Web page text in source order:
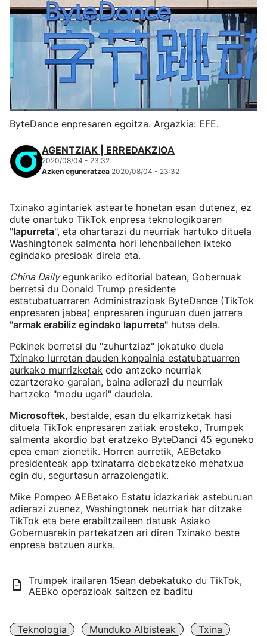
ByteDance enpresaren egoitza. Argazkia: EFE.
AGENTZIAK | ERREDAKZIOA
2020/08/04 - 23:32
Azken eguneratzea 2020/08/04 - 23:32
Txinako agintariek astearte honetan esan dutenez, ez
dute onartuko TikTok enpresa teknologikoaren
"lapurreta", eta ohartarazi du neurriak hartuko dituela
Washingtonek salmenta hori lehenbailehen ixteko
egindako presioak direla eta.
China Dailyegunkariko editorial batean, Gobernuak
berretsi du Donald Trump presidente
estatubatuarraren Administrazioak ByteDance (TikTok
enpresaren jabea) enpresaren inguruan duen jarrera
"armak erabiliz egindako lapurreta" hutsa dela.
Pekinek berretsi du "zuhurtziaz" jokatuko duela
Txinako lurretan dauden konpainia estatubatuarren
aurkako murrizketak edo antzeko neurriak
ezartzerako garaian, baina adierazi du neurriak
hartzeko "modu ugari" daudela.
Microsoftek, bestalde, esan du elkarrizketak hasi
dituela TikTok enpresaren zatiak erosteko, Trumpek
salmenta akordio bat eratzeko ByteDanci 45 eguneko
epea eman zionetik. Horren aurretik, AEBetako
presidenteak app txinatarra debekatzeko mehatxua
egin du, segurtasun arrazoiengatik.
Mike Pompeo AEBetako Estatu idazkariak asteburuan
adierazi zuenez, Washingtonek neurriak har ditzake
TikTok eta bere erabiltzaileen datuak Asiako
Gobernuarekin partekatzen ari diren Txinako beste
enpresa batzuen aurka.
Trumpek irailaren 15ean debekatuko du TikTok,
AEBko operazioak saltzen ez baditu
Teknologia Munduko Albisteak
Txina